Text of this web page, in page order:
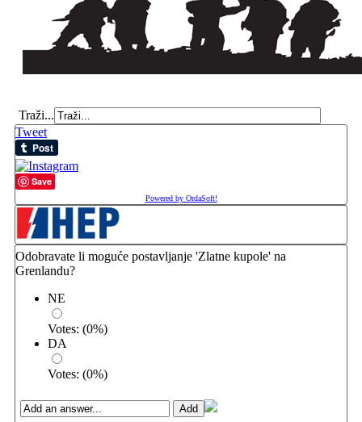
Traži...
Tweet
Save
Powered by OrdaSoft!
Odobravate li moguće postavljanje 'Zlatne kupole' na
Grenlandu?
NE
Votes: (0%)
DA
Votes: (0%)